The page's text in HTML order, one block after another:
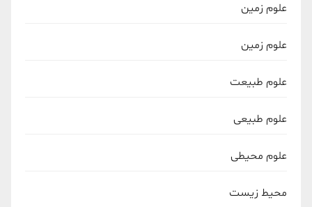
علوم زمین
علوم زمین
علوم طبیعت
علوم طبیعی
علوم محیطی
محیط زیست